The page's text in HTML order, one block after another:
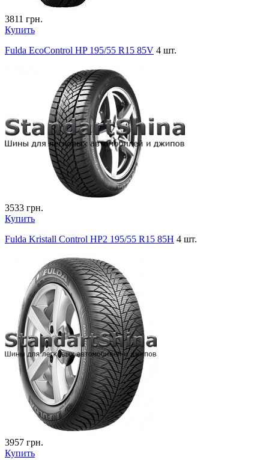
3811 грн.
Купить
Fulda EcoControl HP 195/55 R15 85V 4 шт.
3533 грн.
Купить
Fulda Kristall Control HP2 195/55 R15 85H 4 шт.
3957 грн.
Купить